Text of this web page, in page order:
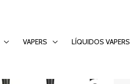
VAPERS LÍQUIDOS VAPERS
PULSADOR EXP.6